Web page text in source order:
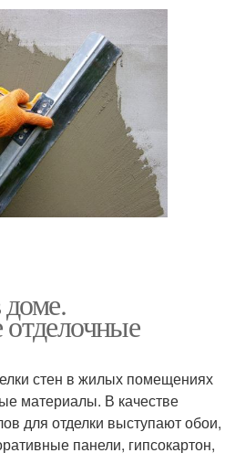
доме.
стен в жилых помещениях
материалы. В качестве
для отделки выступают обои,
панели, гипсокартон,